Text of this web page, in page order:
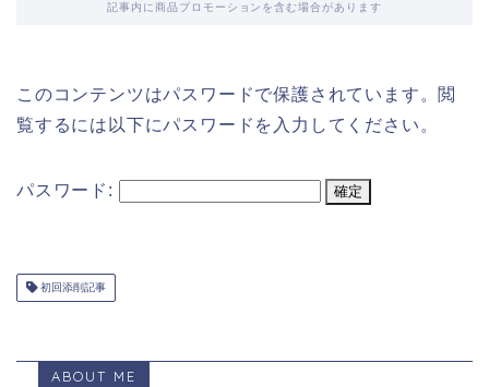
記事内に商品プロモーションを含む場合があります
このコンテンツはパスワードで保護されています。閲
覧するには以下にパスワードを入力してください。
パスワード:
初回添削記事
ABOUT ME